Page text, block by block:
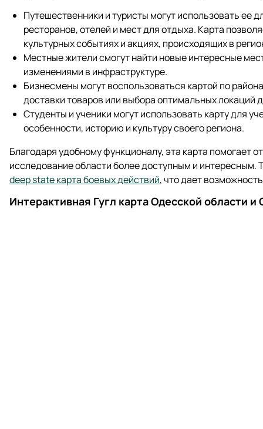
Путешественники и туристы могут использовать ее
ресторанов, отелей и мест для отдыха. Карта
культурных событиях и акциях, происходящих в
Местные жители смогут найти новые интересные
изменениями в инфраструктуре.
Бизнесмены могут воспользоваться картой по
доставки товаров или выбора оптимальных локаций
Студенты и ученики могут использовать карту для
особенности, историю и культуру своего региона.
Благодаря удобному функционалу, эта карта помогает
исследование области более доступным и интересным.
deep state карта боевых действий, что дает
Интерактивная Гугл карта Одесской области и